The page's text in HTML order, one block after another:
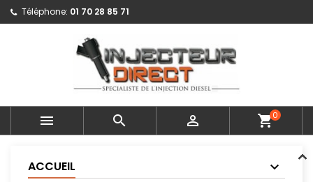
Téléphone: 01 70 28 85 71
   shopping_cart0
ACCUEIL